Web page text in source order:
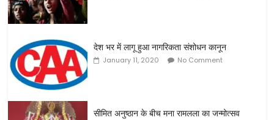
देश भर में लागू हुआ नागरिकता संशोधन कानून
January 11, 2020 No Comment
सीमित अनुष्ठान के बीच मना रामलला का जन्मोत्सव